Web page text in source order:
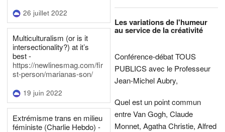
26 juillet 2022
Multiculturalism (or is it
intersectionality?) at it’s
best -
https://newlinesmag.com/fir
st-person/marianas-son/
19 juin 2022
Extrémisme trans en milieu
féministe (Charlie Hebdo) -
Les variations de l'humeur
au service de la créativité
Conférence-débat TOUS
PUBLICS avec le Professeur
Jean-Michel Aubry,
Quel est un point commun
entre Van Gogh, Claude
Monnet, Agatha Christie, Alfred